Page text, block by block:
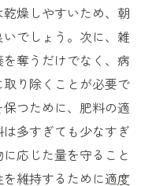
燥しやすいため、朝
でしょう。次に、雑
奪うだけでなく、病
り除くことが必要で
つために、肥料の適
多すぎても少なすぎ
応じた量を守ること
維持するために適度